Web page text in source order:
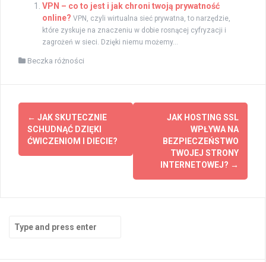
VPN – co to jest i jak chroni twoją prywatność
online? VPN, czyli wirtualna sieć prywatna, to narzędzie,
które zyskuje na znaczeniu w dobie rosnącej cyfryzacji i
zagrożeń w sieci. Dzięki niemu możemy...
Beczka różności
Post
navigation
← JAK SKUTECZNIE
SCHUDNĄĆ DZIĘKI
ĆWICZENIOM I DIECIE?
JAK HOSTING SSL
WPŁYWA NA
BEZPIECZEŃSTWO
TWOJEJ STRONY
INTERNETOWEJ? →
for: